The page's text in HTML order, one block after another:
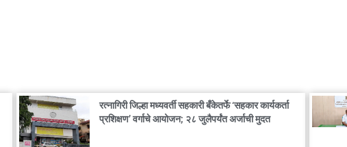
रत्नागिरी जिल्हा मध्यवर्ती सहकारी बँकेतर्फे ‘सहकार कार्यकर्ता
प्रशिक्षण’ वर्गाचे आयोजन; २८ जुलैपर्यंत अर्जाची मुदत